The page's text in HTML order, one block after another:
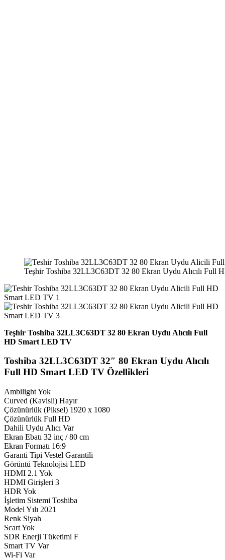
Teşhir Toshiba 32LL3C63DT 32 80 Ekran Uydu Alıcılı Full
Teşhir Toshiba 32LL3C63DT 32 80 Ekran Uydu Alıcılı Full
HD Smart LED TV
Toshiba 32LL3C63DT 32″ 80 Ekran Uydu Alıcılı
Full HD Smart LED TV Özellikleri
Ambilight Yok
Curved (Kavisli) Hayır
Çözünürlük (Piksel) 1920 x 1080
Çözünürlük Full HD
Dahili Uydu Alıcı Var
Ekran Ebatı 32 inç / 80 cm
Ekran Formatı 16:9
Garanti Tipi Vestel Garantili
Görüntü Teknolojisi LED
HDMI 2.1 Yok
HDMI Girişleri 3
HDR Yok
İşletim Sistemi Toshiba
Model Yılı 2021
Renk Siyah
Scart Yok
SDR Enerji Tüketimi F
Smart TV Var
Wi-Fi Var